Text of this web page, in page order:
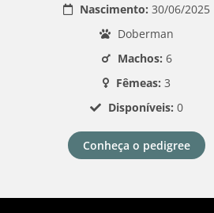
Nascimento: 30/06/2025
Doberman
Machos: 6
Fêmeas: 3
Disponíveis: 0
Conheça o pedigree